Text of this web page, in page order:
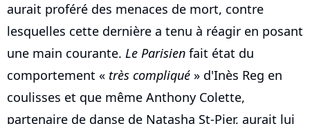
aurait proféré des menaces de mort, contre
lesquelles cette dernière a tenu à réagir en posant
une main courante. Le Parisien fait état du
comportement « très compliqué » d'Inès Reg en
coulisses et que même Anthony Colette,
partenaire de danse de Natasha St-Pier, aurait lui